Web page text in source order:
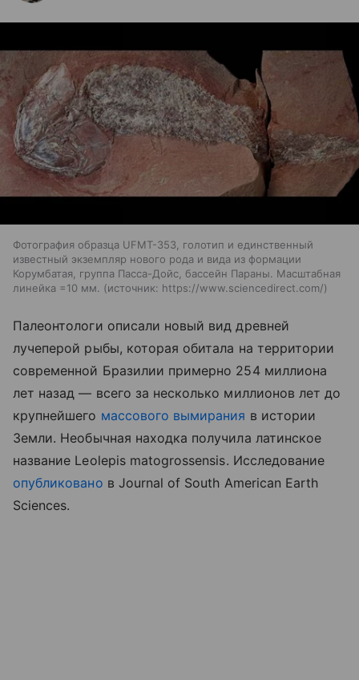
Фотография образца UFMT-353, голотип и единственный
известный экземпляр нового рода и вида из формации
Корумбатая, группа Пасса-Дойс, бассейн Параны. Масштабная
линейка =10 мм.
источник: https://www.sciencedirect.com/
Палеонтологи описали новый вид древней
лучеперой рыбы, которая обитала на территории
современной Бразилии примерно 254 миллиона
лет назад — всего за несколько миллионов лет до
крупнейшего массового вымирания в истории
Земли. Необычная находка получила латинское
название Leolepis matogrossensis. Исследование
опубликовано в Journal of South American Earth
Sciences.